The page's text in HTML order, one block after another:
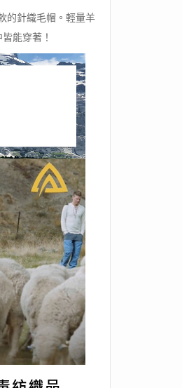
的針織毛帽。輕量羊
能穿著！